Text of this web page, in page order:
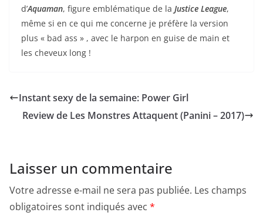
d’Aquaman, figure emblématique de la Justice League,
même si en ce qui me concerne je préfère la version
plus « bad ass » , avec le harpon en guise de main et
les cheveux long !
Instant sexy de la semaine: Power Girl
Review de Les Monstres Attaquent (Panini – 2017)
Laisser un commentaire
Votre adresse e-mail ne sera pas publiée. Les champs
obligatoires sont indiqués avec *